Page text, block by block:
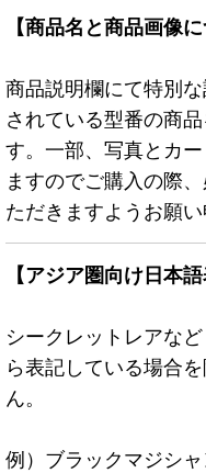
【商品名と商品画像に
商品説明欄にて特別
されている型番の商
す。一部、写真とカ
ますのでご購入の際
ただきますようお願い
【アジア圏向け日本
シークレットレアな
ら表記している場合
ん。
例）ブラックマジシ